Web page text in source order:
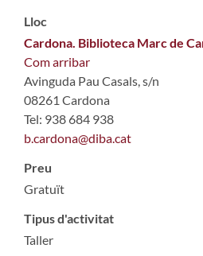
Lloc
Cardona. Biblioteca Marc de
Com arribar
Avinguda Pau Casals, s/n
08261 Cardona
Tel: 938 684 938
b.cardona@diba.cat
Preu
Gratuït
Tipus d'activitat
Taller